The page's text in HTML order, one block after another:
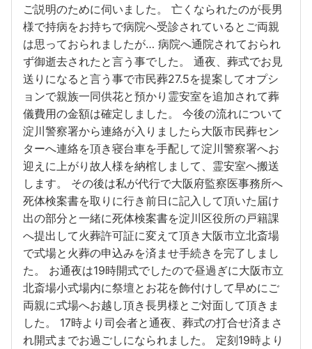
ご説明のために伺いました。 亡くなられたのが長男
様で持病をお持ちで病院へ受診されているとご両親
は思っておられましたが… 病院へ通院されておられ
ず御逝去されたと言う事でした。 通夜、葬式でお見
送りになると言う事で市民葬27.5を提案してオプシ
ョンで親族一同供花と預かり霊安室を追加されて葬
儀費用の金額は確定しました。 今後の流れについて
淀川警察署から連絡が入りましたら大阪市民葬セン
ターへ連絡を頂き寝台車を手配して淀川警察署へお
迎えに上がり故人様を納棺しまして、霊安室へ搬送
します。 その後は私が代行で大阪府監察医事務所へ
死体検案書を取りに行き前日に記入して頂いた届け
出の部分と一緒に死体検案書を淀川区役所の戸籍課
へ提出して火葬許可証に変えて頂き大阪市立北斎場
で式場と火葬の申込みを済ませ手続きを完了しまし
た。 お通夜は19時開式でしたので昼過ぎに大阪市立
北斎場小式場内に祭壇とお花を飾付けして早めにご
両親に式場へお越し頂き長男様とご対面して頂きま
した。 17時より司会者と通夜、葬式の打合せ済まさ
れ開式までお過ごしになられました。 定刻19時より